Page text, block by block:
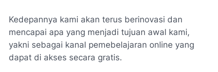
Kedepannya kami akan terus berinovasi dan
mencapai apa yang menjadi tujuan awal kami,
yakni sebagai kanal pemebelajaran online yang
dapat di akses secara gratis.